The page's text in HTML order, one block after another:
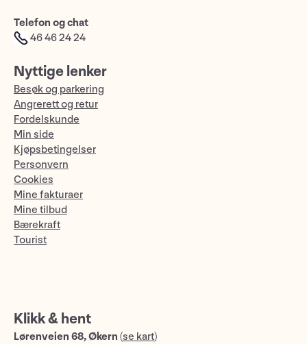
Telefon og chat
46 46 24 24
Nyttige lenker
Besøk og parkering
Angrerett og retur
Fordelskunde
Min side
Kjøpsbetingelser
Personvern
Cookies
Mine fakturaer
Mine tilbud
Bærekraft
Tourist
Klikk & hent
Lørenveien 68, Økern (se kart)